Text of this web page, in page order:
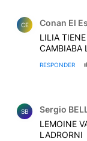
CE Conan El
LILIA
CAMBIABA
RESPONDER
SB Sergio
LEMOINE
LADRORNI